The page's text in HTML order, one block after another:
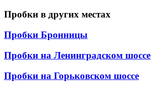
Пробки в других местах
Пробки Бронницы
Пробки на Ленинградском шоссе
Пробки на Горьковском шоссе